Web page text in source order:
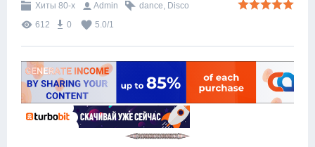
Хиты 80-х Admin dance, Disco
612
0 5.0/1